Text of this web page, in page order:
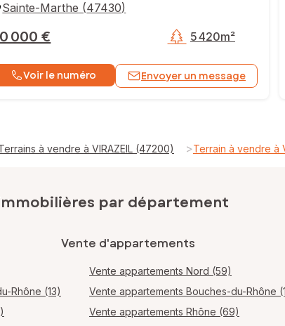
Sainte-Marthe (47430)
000 € 5 420m²
Voir le numéro Envoyer un message
à vendre à VIRAZEIL (47200) >Terrain à vendre à
par département
Rhône (13)
Vente d'appartements
Vente appartements Nord (59)
Vente appartements Bouches-du-Rhône
Vente appartements Rhône (69)